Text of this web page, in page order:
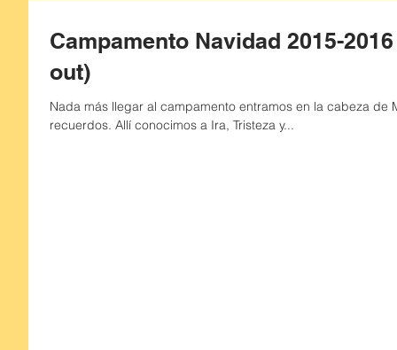
Campamento Navidad 2015-2016 Mintak
out)
Nada más llegar al campamento entramos en la cabeza de
recuerdos. Allí conocimos a Ira, Tristeza y...